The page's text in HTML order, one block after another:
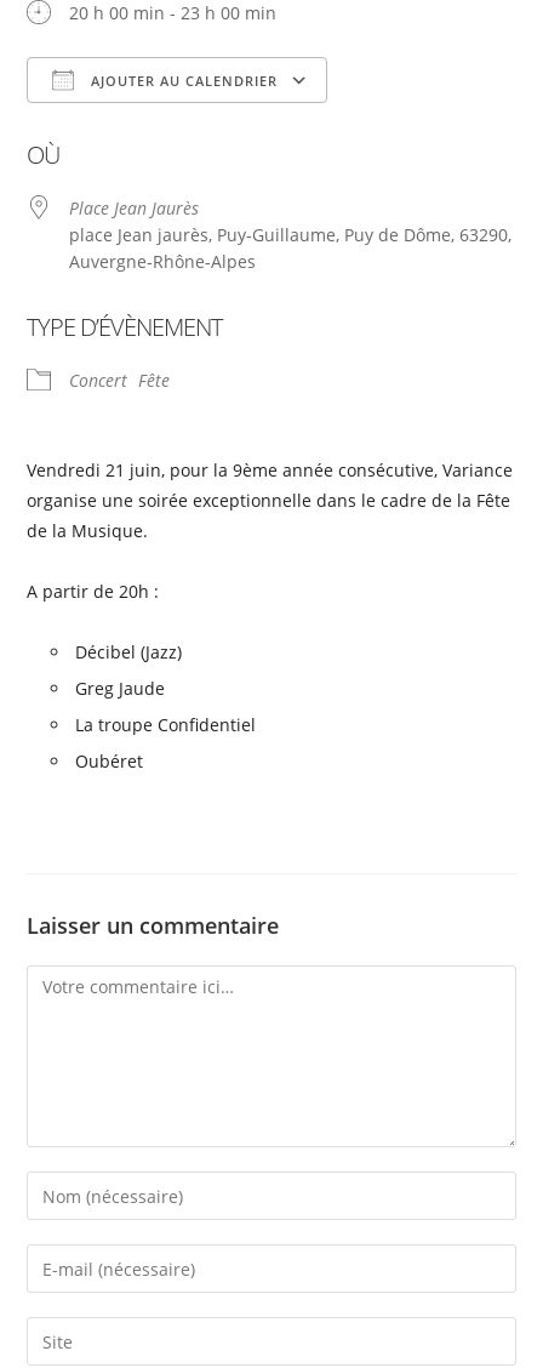
20 h 00 min - 23 h 00 min
AJOUTER AU CALENDRIER
OÙ
Place Jean Jaurès
place Jean jaurès, Puy-Guillaume, Puy de Dôme, 63290,
Auvergne-Rhône-Alpes
TYPE D’ÉVÈNEMENT
Concert Fête
Vendredi 21 juin, pour la 9ème année consécutive, Variance
organise une soirée exceptionnelle dans le cadre de la Fête
de la Musique.
A partir de 20h :
Décibel (Jazz)
Greg Jaude
La troupe Confidentiel
Oubéret
Laisser un commentaire